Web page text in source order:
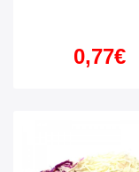
0,77€